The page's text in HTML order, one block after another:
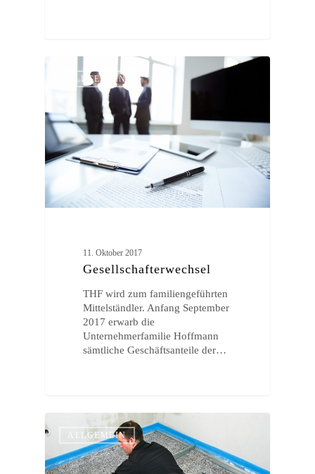
ALLGEMEIN
11. Oktober 2017
Gesellschafterwechsel
THF wird zum familiengeführten
Mittelständler. Anfang September
2017 erwarb die
Unternehmerfamilie Hoffmann
sämtliche Geschäftsanteile der…
ALLGEMEIN